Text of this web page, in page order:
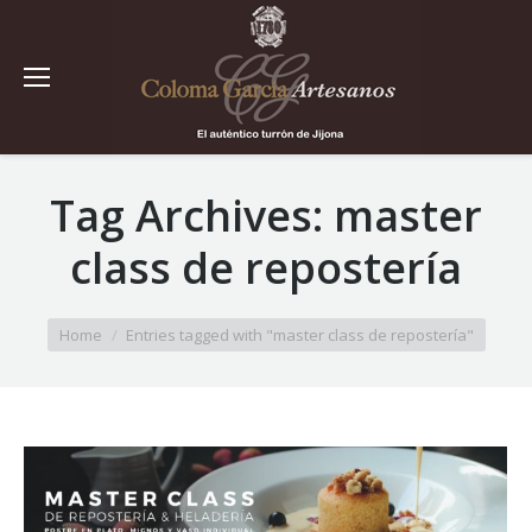
Tag Archives: master
class de repostería
You are here:
Home Entries tagged with "master class de repostería"